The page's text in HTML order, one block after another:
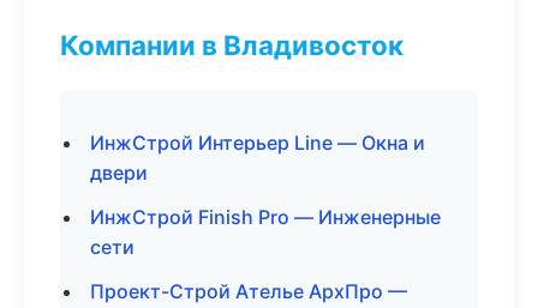
Компании в Владивосток
ИнжСтрой Интерьер Line — Окна и
двери
ИнжСтрой Finish Pro — Инженерные
сети
Проект-Строй Ателье АрхПро —